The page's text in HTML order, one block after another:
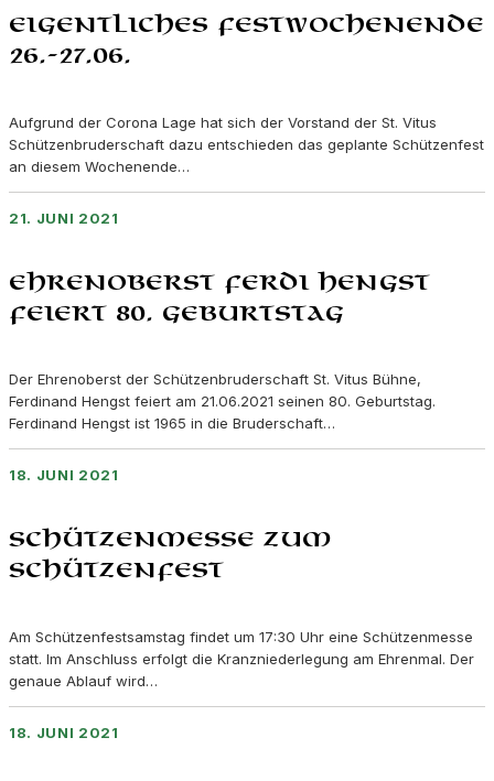
Eigentliches Festwochenende
26.-27.06.
Aufgrund der Corona Lage hat sich der Vorstand der St. Vitus
Schützenbruderschaft dazu entschieden das geplante Schützenfest
an diesem Wochenende…
21. JUNI 2021
Ehrenoberst Ferdi Hengst
feiert 80. Geburtstag
Der Ehrenoberst der Schützenbruderschaft St. Vitus Bühne,
Ferdinand Hengst feiert am 21.06.2021 seinen 80. Geburtstag.
Ferdinand Hengst ist 1965 in die Bruderschaft…
18. JUNI 2021
Schützenmesse zum
Schützenfest
Am Schützenfestsamstag findet um 17:30 Uhr eine Schützenmesse
statt. Im Anschluss erfolgt die Kranzniederlegung am Ehrenmal. Der
genaue Ablauf wird…
18. JUNI 2021